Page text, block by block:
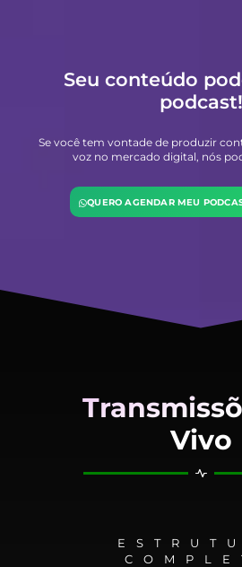
Seu conteúdo
podcast!
Se você tem vontade de produzir
voz no mercado digital, nós
QUERO AGENDAR MEU
Vivo